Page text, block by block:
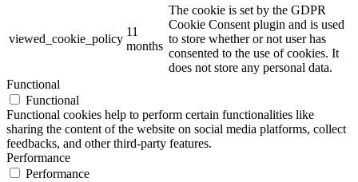
viewed_cookie_policy
11
months
The cookie is set by the GDPR
Cookie Consent plugin and is used
to store whether or not user has
consented to the use of cookies. It
does not store any personal data.
Functional
Functional
Functional cookies help to perform certain functionalities like
sharing the content of the website on social media platforms, collect
feedbacks, and other third-party features.
Performance
Performance